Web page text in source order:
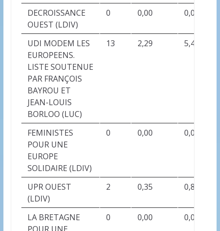
DECROISSANCE
OUEST (LDIV)
0 0,00 0,00
UDI MODEM LES
EUROPEENS.
LISTE SOUTENUE
PAR FRANÇOIS
BAYROU ET
JEAN-LOUIS
BORLOO (LUC)
13 2,29 5,46
FEMINISTES
POUR UNE
EUROPE
SOLIDAIRE (LDIV)
0 0,00 0,00
UPR OUEST
(LDIV)
2 0,35 0,84
LA BRETAGNE
0 0,00 0,00